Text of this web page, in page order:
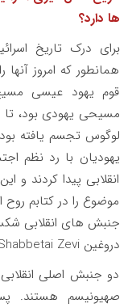
ها دارد؟
برای درک تاریخ
همانطور که امروز
قوم یهود عیسی
مسیحی یهودی بود، تا
لوگوس تجسم یافته
یهودیان با رد نظم
انقلابی پیدا کردند و
موضوع را در کتابم روح
جنبش های انقلابی
دروغینZevi
دو جنبش اصلی